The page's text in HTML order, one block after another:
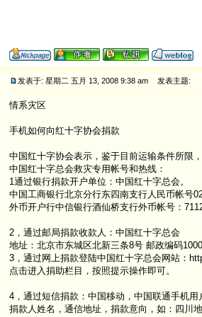
发表于: 星期二 五月 13, 2008 9:38 am 发表主题:
情系灾区
手机如何向红十字协会捐款
中国红十字协会表示，鉴于目前运输条件所限
中国红十字总会救灾专用帐号和热线：
1通过银行捐款开户单位：中国红十字总会。
中国工商银行北京分行东四南支行人民币帐号
外币开户行中信银行酒仙桥支行外币帐号：
2，通过邮局捐款收款人：中国红十字总会
地址：北京市东城区北新三条8号 邮政编码
3，通过网上捐款登陆中国红十字总会网站：
点击进入捐助栏目，按照提示操作即可。
4，通过短信捐款：中国移动，中国联通手机
捐款人姓名，通信地址，捐款意向，如：四川